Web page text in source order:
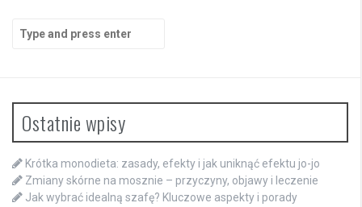
Search
for:
Ostatnie wpisy
Krótka monodieta: zasady, efekty i jak uniknąć efektu jo-jo
Zmiany skórne na mosznie – przyczyny, objawy i leczenie
Jak wybrać idealną szafę? Kluczowe aspekty i porady